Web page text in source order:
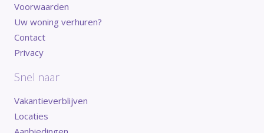
Voorwaarden
Uw woning verhuren?
Contact
Privacy
Snel naar
Vakantieverblijven
Locaties